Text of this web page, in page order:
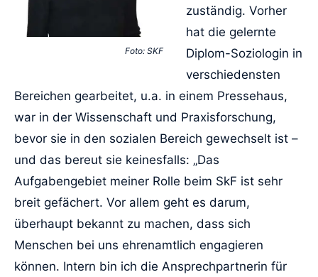
Foto: SKF
zuständig. Vorher
hat die gelernte
Diplom-Soziologin in
verschiedensten
Bereichen gearbeitet, u.a. in einem Pressehaus,
war in der Wissenschaft und Praxisforschung,
bevor sie in den sozialen Bereich gewechselt ist –
und das bereut sie keinesfalls: „Das
Aufgabengebiet meiner Rolle beim SkF ist sehr
breit gefächert. Vor allem geht es darum,
überhaupt bekannt zu machen, dass sich
Menschen bei uns ehrenamtlich engagieren
können. Intern bin ich die Ansprechpartnerin für